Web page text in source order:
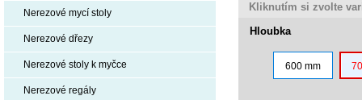
Kliknutím si zvolte
Hloubka
600 mm
Nerezové mycí stoly
Nerezové dřezy
Nerezové stoly k myčce
Nerezové regály